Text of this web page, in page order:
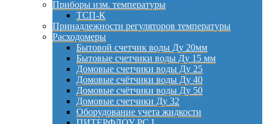
Приборы изм. температуры
ТСП-К
Принадлежности регуляторов температуры
Расходомеры
Бытовой счетчик воды Ду 20мм
Бытовые счетчики воды Ду 15 мм
Домовые счетчики воды Ду 25
Домовые счётчики воды Ду 40
Домовые счётчики воды Ду 50
Домовые счетчики Ду 32
Оборудование учета жидкости